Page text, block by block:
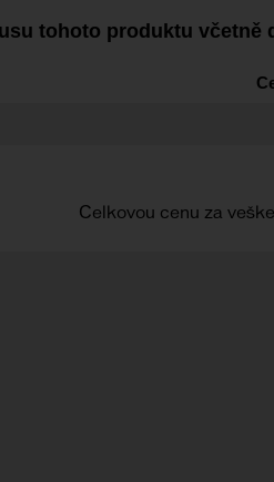
tohoto produktu včetně
Celkovou cenu za